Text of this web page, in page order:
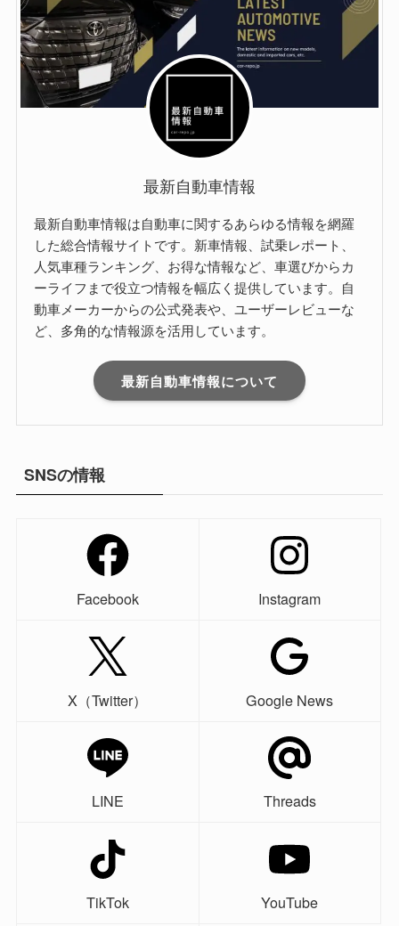
最新自動車情報
最新自動車情報は自動車に関するあらゆる情報を網羅
した総合情報サイトです。新車情報、試乗レポート、
人気車種ランキング、お得な情報など、車選びからカ
ーライフまで役立つ情報を幅広く提供しています。自
動車メーカーからの公式発表や、ユーザーレビューな
ど、多角的な情報源を活用しています。
最新自動車情報について
SNSの情報
Facebook Instagram
X（Twitter） Google News
LINE Threads
TikTok YouTube